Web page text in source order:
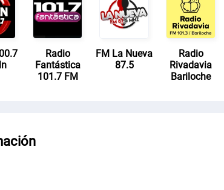
Radio
Fantástica
101.7 FM
FM La Nueva
87.5
Radio
Rivadavia
Bariloche